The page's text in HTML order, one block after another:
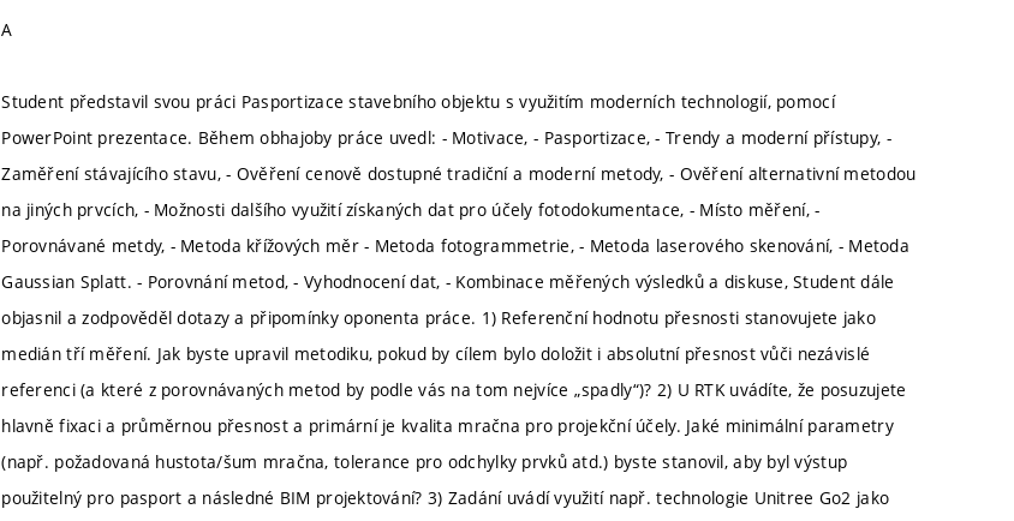
A
Student představil svou práci Pasportizace stavebního objektu s využitím moderních technologií, pomocí
PowerPoint prezentace. Během obhajoby práce uvedl: - Motivace, - Pasportizace, - Trendy a moderní přístupy, -
Zaměření stávajícího stavu, - Ověření cenově dostupné tradiční a moderní metody, - Ověření alternativní metodou
na jiných prvcích, - Možnosti dalšího využití získaných dat pro účely fotodokumentace, - Místo měření, -
Porovnávané metdy, - Metoda křížových měr - Metoda fotogrammetrie, - Metoda laserového skenování, - Metoda
Gaussian Splatt. - Porovnání metod, - Vyhodnocení dat, - Kombinace měřených výsledků a diskuse, Student dále
objasnil a zodpověděl dotazy a připomínky oponenta práce. 1) Referenční hodnotu přesnosti stanovujete jako
medián tří měření. Jak byste upravil metodiku, pokud by cílem bylo doložit i absolutní přesnost vůči nezávislé
referenci (a které z porovnávaných metod by podle vás na tom nejvíce „spadly“)? 2) U RTK uvádíte, že posuzujete
hlavně fixaci a průměrnou přesnost a primární je kvalita mračna pro projekční účely. Jaké minimální parametry
(např. požadovaná hustota/šum mračna, tolerance pro odchylky prvků atd.) byste stanovil, aby byl výstup
použitelný pro pasport a následné BIM projektování? 3) Zadání uvádí využití např. technologie Unitree Go2 jako